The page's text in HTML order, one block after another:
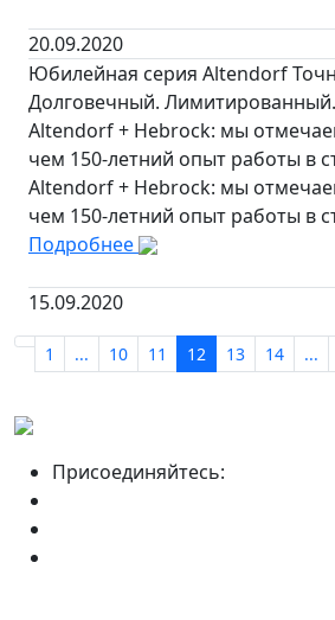
20.09.2020
Юбилейная серия Altendorf
Долговечный. Лимитированный.
Altendorf + Hebrock: мы
чем 150-летний опыт работы в
Altendorf + Hebrock: мы
чем 150-летний опыт работы в
Подробнее
15.09.2020
1 ... 10 11 12 13 14 ...
Присоединяйтесь: